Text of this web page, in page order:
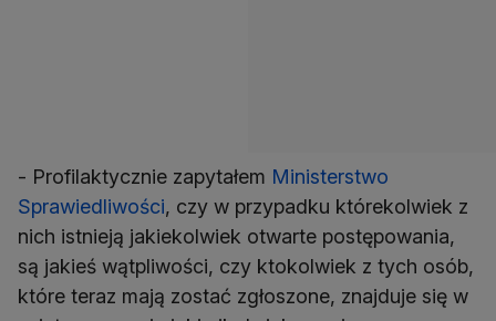
- Profilaktycznie zapytałem Ministerstwo
Sprawiedliwości, czy w przypadku którekolwiek z
nich istnieją jakiekolwiek otwarte postępowania,
są jakieś wątpliwości, czy ktokolwiek z tych osób,
które teraz mają zostać zgłoszone, znajduje się w